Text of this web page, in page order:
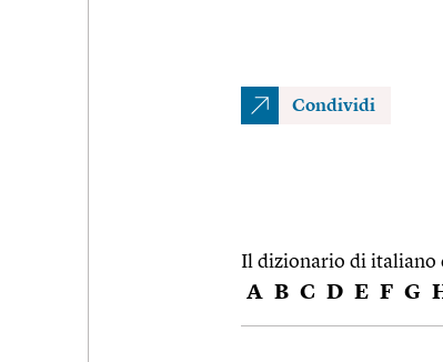
Condividi
Il dizionario di italiano
A B C D E F G